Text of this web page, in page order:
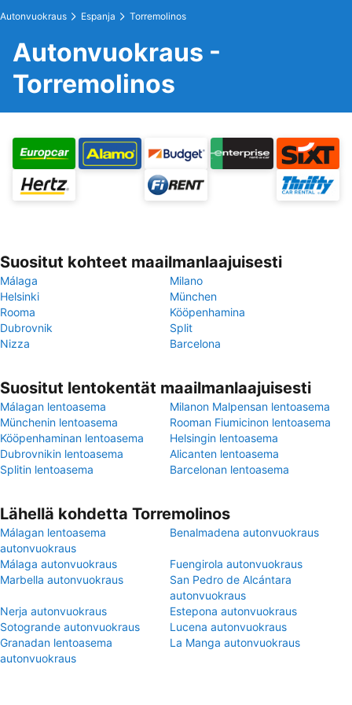
Autonvuokraus Espanja Torremolinos
Autonvuokraus -
Torremolinos
Suositut kohteet maailmanlaajuisesti
Málaga
Milano
Helsinki
München
Rooma
Kööpenhamina
Dubrovnik
Split
Nizza
Barcelona
Suositut lentokentät maailmanlaajuisesti
Málagan lentoasema
Milanon Malpensan lentoasema
Münchenin lentoasema
Rooman Fiumicinon lentoasema
Kööpenhaminan lentoasema
Helsingin lentoasema
Dubrovnikin lentoasema
Alicanten lentoasema
Splitin lentoasema
Barcelonan lentoasema
Lähellä kohdetta Torremolinos
Málagan lentoasema
autonvuokraus
Benalmadena autonvuokraus
Málaga autonvuokraus
Fuengirola autonvuokraus
Marbella autonvuokraus
San Pedro de Alcántara
autonvuokraus
Nerja autonvuokraus
Estepona autonvuokraus
Sotogrande autonvuokraus
Lucena autonvuokraus
Granadan lentoasema
autonvuokraus
La Manga autonvuokraus